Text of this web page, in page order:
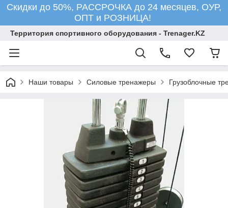
Скидки до 50%, РАССРОЧКА до 24 месяцев, ОУР,
ОПТ и РОЗНИЦА!
Территория спортивного оборудования - Trenager.KZ
Наши товары Силовые тренажеры Грузоблочные